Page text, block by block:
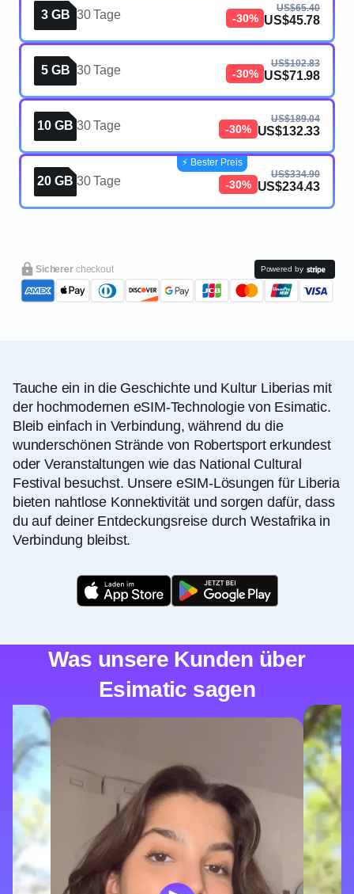
3 GB 30 Tage -30%
US$65.40
US$45.78
5 GB 30 Tage -30%
US$102.83
US$71.98
10 GB 30 Tage -30%
US$189.04
US$132.33
20 GB 30 Tage -30%
US$334.90
US$234.43
⚡️ Bester Preis
Sicherer checkout Powered by
Tauche ein in die Geschichte und Kultur Liberias mit
der hochmodernen eSIM-Technologie von Esimatic.
Bleib einfach in Verbindung, während du die
wunderschönen Strände von Robertsport erkundest
oder Veranstaltungen wie das National Cultural
Festival besuchst. Unsere eSIM-Lösungen für Liberia
bieten nahtlose Konnektivität und sorgen dafür, dass
du auf deiner Entdeckungsreise durch Westafrika in
Verbindung bleibst.
Was unsere Kunden über
Esimatic sagen